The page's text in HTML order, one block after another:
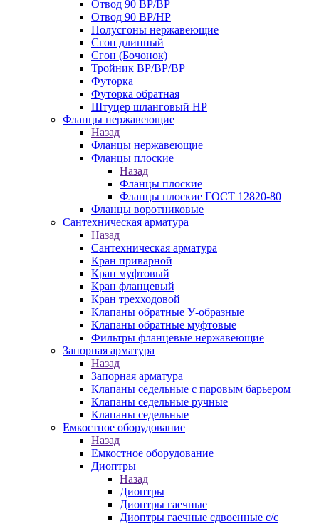
Отвод 90 ВР/ВР
Отвод 90 ВР/НР
Полусгоны нержавеющие
Сгон длинный
Сгон (Бочонок)
Тройник ВР/ВР/ВР
Футорка
Футорка обратная
Штуцер шланговый НР
Фланцы нержавеющие
Назад
Фланцы нержавеющие
Фланцы плоские
Назад
Фланцы плоские
Фланцы плоские ГОСТ 12820-80
Фланцы воротниковые
Сантехническая арматура
Назад
Сантехническая арматура
Кран приварной
Кран муфтовый
Кран фланцевый
Кран трехходовой
Клапаны обратные У-образные
Клапаны обратные муфтовые
Фильтры фланцевые нержавеющие
Запорная арматура
Назад
Запорная арматура
Клапаны седельные с паровым барьером
Клапаны седельные ручные
Клапаны седельные
Емкостное оборудование
Назад
Емкостное оборудование
Диоптры
Назад
Диоптры
Диоптры гаечные
Диоптры гаечные сдвоенные c/c